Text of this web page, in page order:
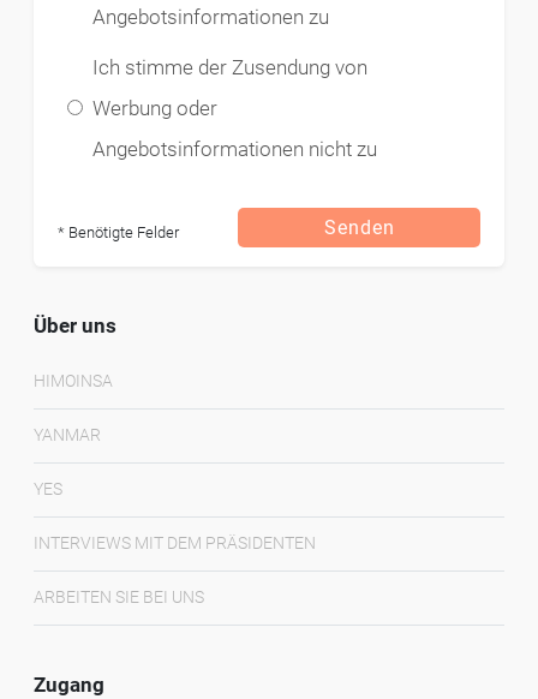
Angebotsinformationen zu
Ich stimme der Zusendung von
Werbung oder
Angebotsinformationen nicht zu
* Benötigte Felder Senden
Über uns
HIMOINSA
YANMAR
YES
INTERVIEWS MIT DEM PRÄSIDENTEN
ARBEITEN SIE BEI UNS
Zugang